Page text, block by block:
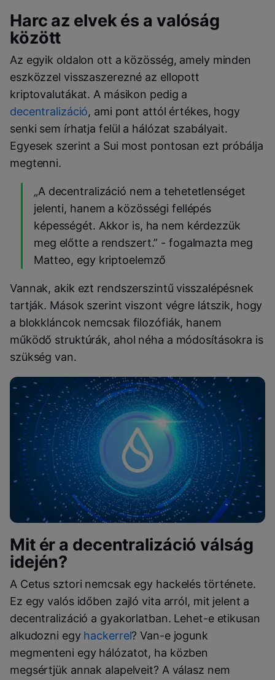
Harc az elvek és a valóság
között
Az egyik oldalon ott a közösség, amely minden
eszközzel visszaszerezné az ellopott
kriptovalutákat. A másikon pedig a
decentralizáció, ami pont attól értékes, hogy
senki sem írhatja felül a hálózat szabályait.
Egyesek szerint a Sui most pontosan ezt próbálja
megtenni.
„A decentralizáció nem a tehetetlenséget
jelenti, hanem a közösségi fellépés
képességét. Akkor is, ha nem kérdezzük
meg előtte a rendszert.” - fogalmazta meg
Matteo, egy kriptoelemző
Vannak, akik ezt rendszerszintű visszalépésnek
tartják. Mások szerint viszont végre látszik, hogy
a blokkláncok nemcsak filozófiák, hanem
működő struktúrák, ahol néha a módosításokra is
szükség van.
Mit ér a decentralizáció válság
idején?
A Cetus sztori nemcsak egy hackelés története.
Ez egy valós időben zajló vita arról, mit jelent a
decentralizáció a gyakorlatban. Lehet-e etikusan
alkudozni egy hackerrel? Van-e jogunk
megmenteni egy hálózatot, ha közben
megsértjük annak alapelveit? A válasz nem